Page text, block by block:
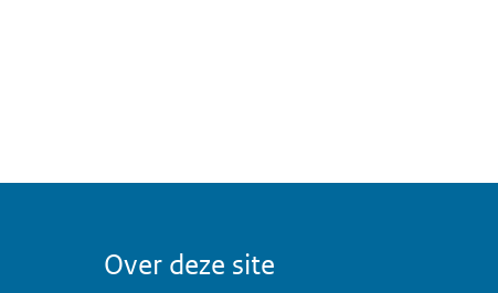
Over deze site